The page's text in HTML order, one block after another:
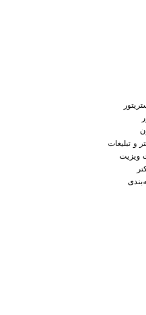
و تبلیغات
ویزیت